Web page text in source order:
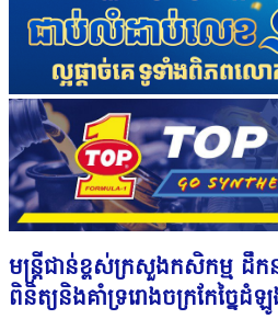
មន្ត្រីជាន់ខ្ពស់ក្រសួងកសិកម្ម ដឹក
ពិនិត្យនិងគាំទ្ររោងចក្រកែច្នៃដំ